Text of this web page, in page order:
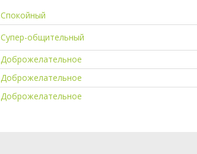
Спокойный
Супер-общительный
Доброжелательное
Доброжелательное
Доброжелательное